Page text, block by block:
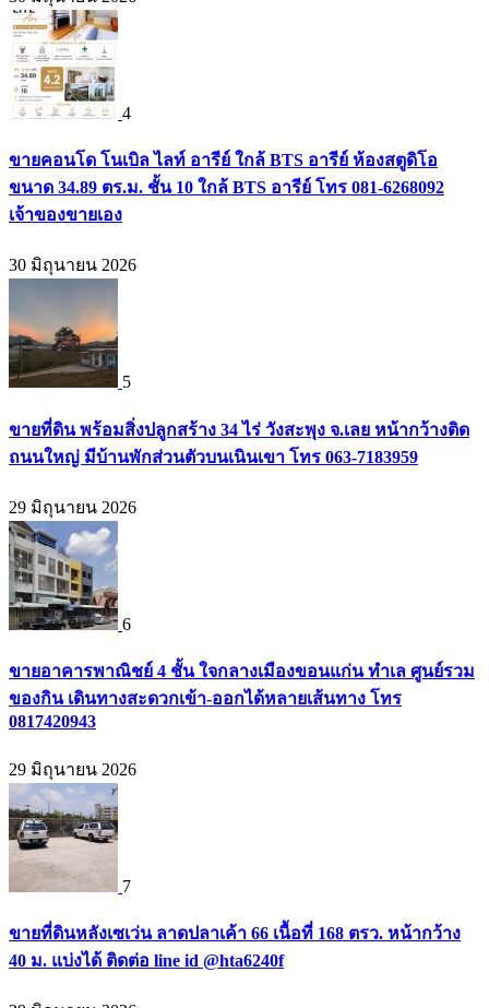
4
ขายคอนโด โนเบิล ไลท์ อารีย์ ใกล้ BTS อารีย์ ห้องสตูดิโอ
ขนาด 34.89 ตร.ม. ชั้น 10 ใกล้ BTS อารีย์ โทร 081-6268092
เจ้าของขายเอง
30 มิถุนายน 2026
5
ขายที่ดิน พร้อมสิ่งปลูกสร้าง 34 ไร่ วังสะพุง จ.เลย หน้ากว้างติด
ถนนใหญ่ มีบ้านพักส่วนตัวบนเนินเขา โทร 063-7183959
29 มิถุนายน 2026
6
ขายอาคารพาณิชย์ 4 ชั้น ใจกลางเมืองขอนแก่น ทำเล ศูนย์รวม
ของกิน เดินทางสะดวกเข้า-ออกได้หลายเส้นทาง โทร
0817420943
29 มิถุนายน 2026
7
ขายที่ดินหลังเซเว่น ลาดปลาเค้า 66 เนื้อที่ 168 ตรว. หน้ากว้าง
40 ม. แบ่งได้ ติดต่อ line id @hta6240f